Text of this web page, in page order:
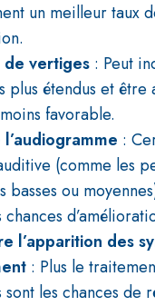
un meilleur taux
de vertiges : Peut
plus étendus et être
favorable.
:
(comme les
basses ou
l’apparition des
: Plus le
les chances de